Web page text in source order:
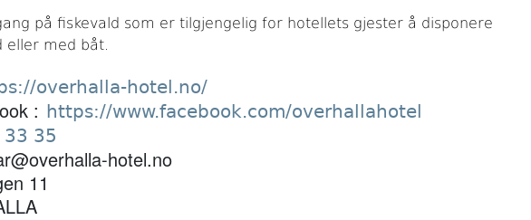
på fiskevald som er tilgjengelig for hotellets gjester å disponere
eller med båt.
overhalla-hotel.no/
https://www.facebook.com/overhallahotel
35
hotel.no
11